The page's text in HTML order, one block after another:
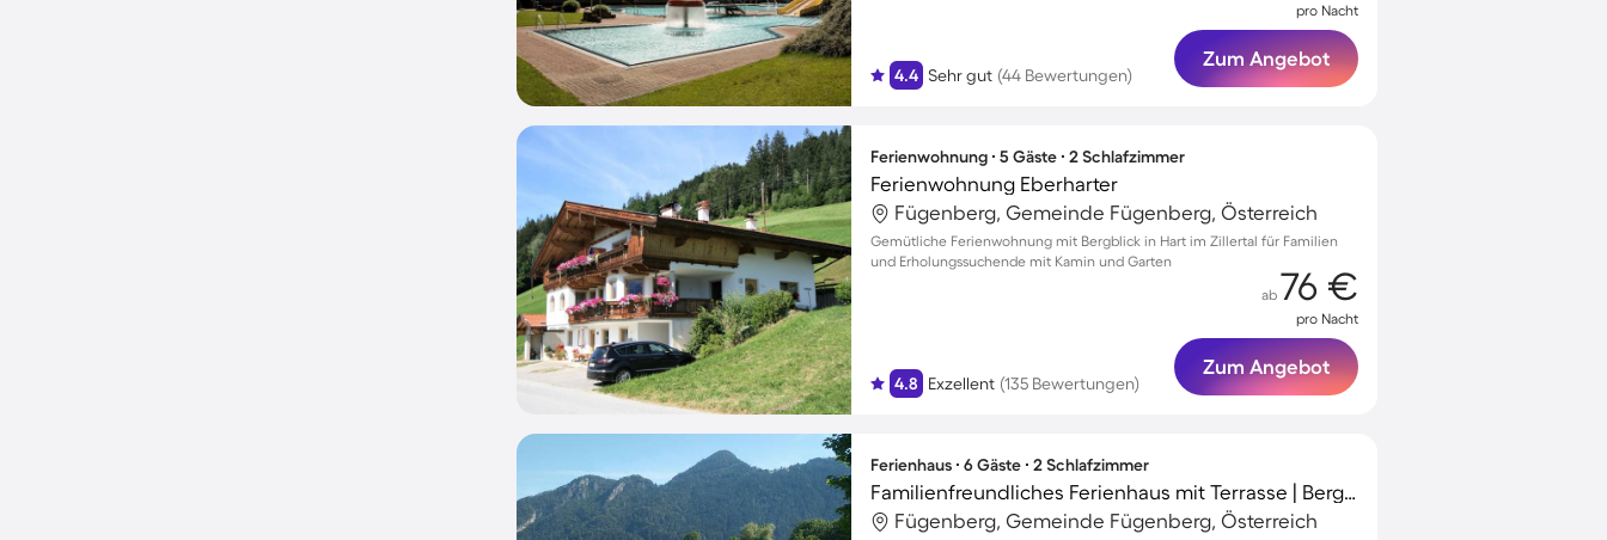
4.4 Sehr gut (44 Bewertungen)
pro Nacht
Zum Angebot
Ferienwohnung ∙ 5 Gäste ∙ 2 Schlafzimmer
Ferienwohnung Eberharter
Fügenberg, Gemeinde Fügenberg, Österreich
Gemütliche Ferienwohnung mit Bergblick in Hart im Zillertal für Familien
und Erholungssuchende mit Kamin und Garten
4.8 Exzellent (135 Bewertungen)
ab 76 €
pro Nacht
Zum Angebot
Ferienhaus ∙ 6 Gäste ∙ 2 Schlafzimmer
Familienfreundliches Ferienhaus mit Terrasse | Bergblick
Fügenberg, Gemeinde Fügenberg, Österreich